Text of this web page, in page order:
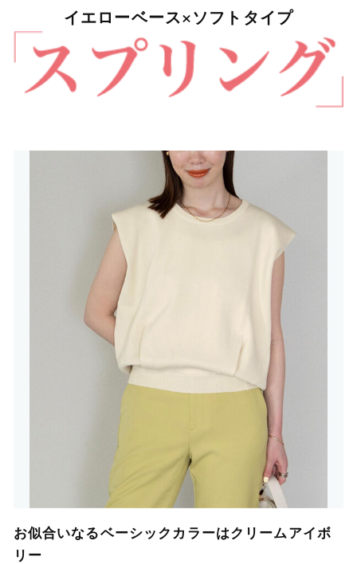
イエローベース×ソフトタイプ
お似合いなるベーシックカラーはクリームアイボ
リー